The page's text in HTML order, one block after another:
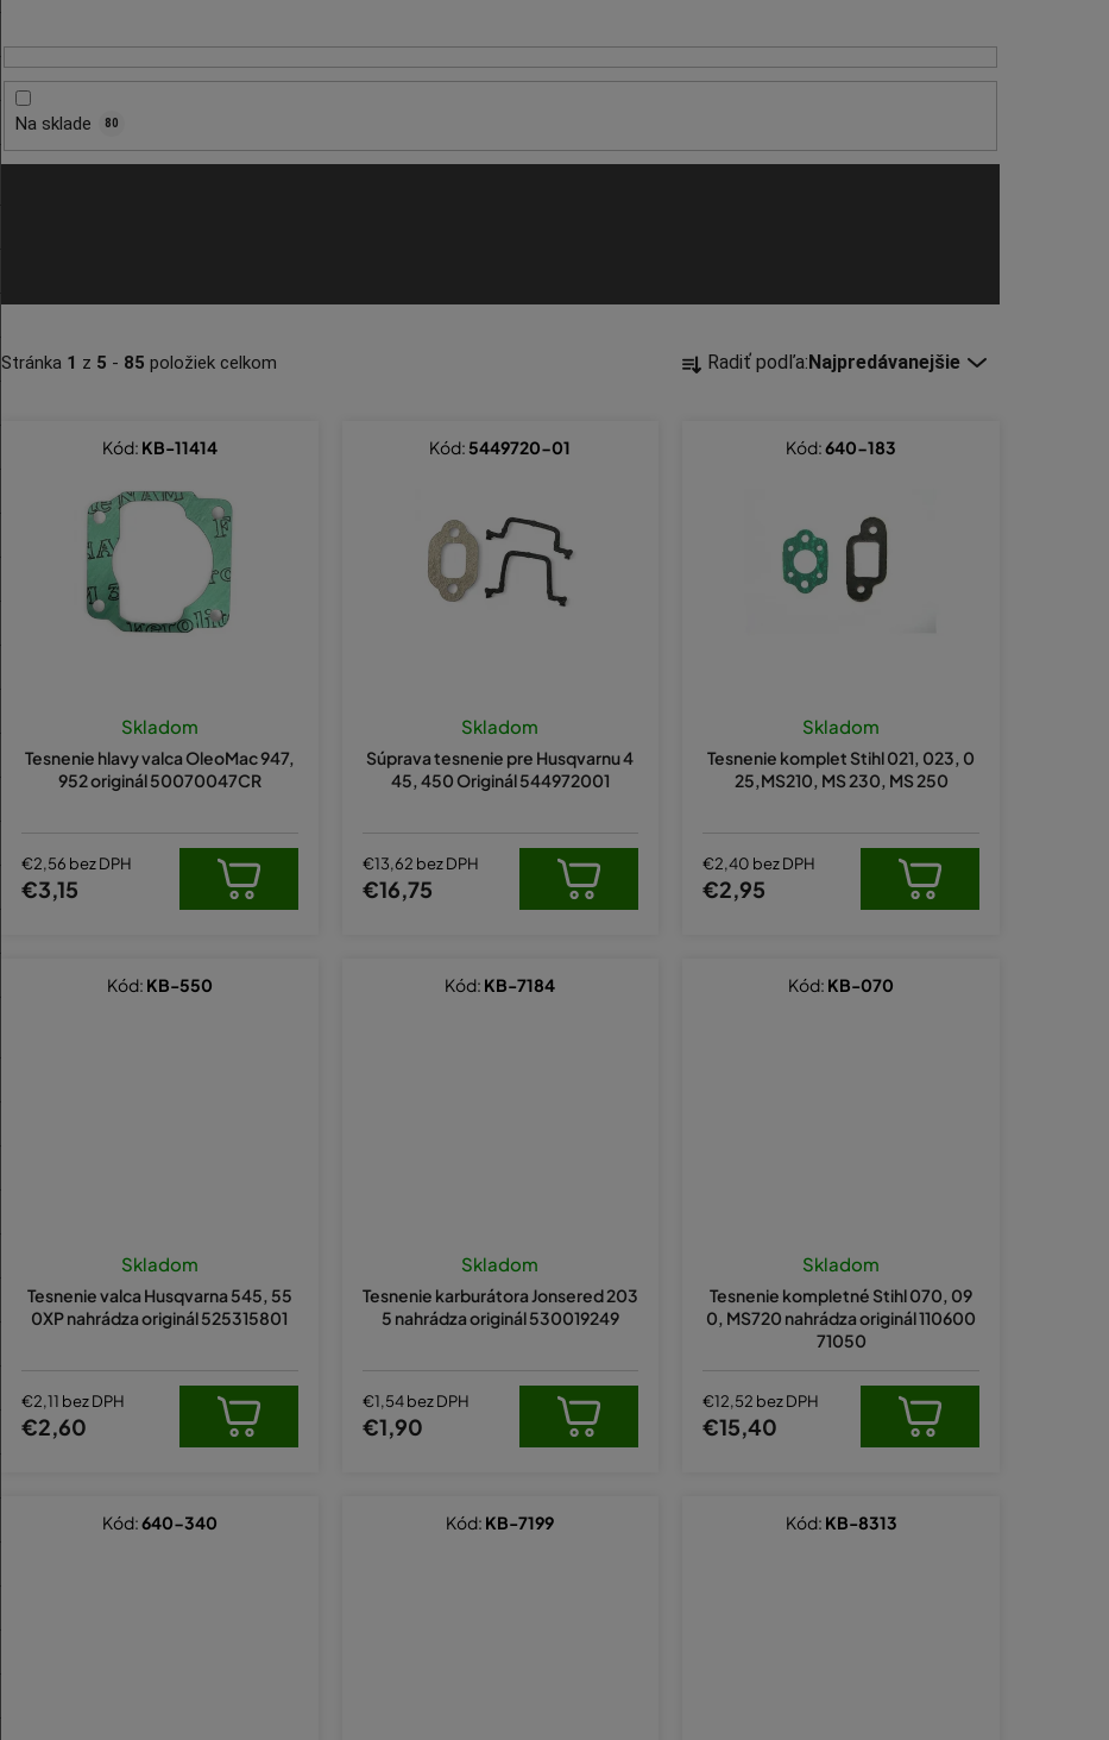
Stránka 1 z 5 - 85 položiek celkom
R
a Radiť podľa:Najpredávanejšie
Na sklade 80
s
p
o
d
o
Tesnenie hlavy valca OleoMac 947,
952 originál 50070047CR
Skladom
€2,56 bez DPH
€3,15
Kód: KB-11414
Súprava tesnenie pre Husqvarnu 4
45, 450 Originál 544972001
Skladom
€13,62 bez DPH
€16,75
Kód: 5449720-01
Tesnenie komplet Stihl 021, 023, 0
25,MS210, MS 230, MS 250
Skladom
€2,40 bez DPH
€2,95
Kód:640-183
Tesnenie valca Husqvarna 545, 55
0XP nahrádza originál 525315801
Skladom
€2,11 bez DPH
€2,60
Kód: KB-550
Tesnenie karburátora Jonsered 203
5 nahrádza originál 530019249
Skladom
€1,54 bez DPH
€1,90
Kód: KB-7184
Tesnenie kompletné Stihl 070, 09
0, MS720 nahrádza originál 110600
71050
Skladom
€12,52 bez DPH
€15,40
Kód: KB-070
Kód:640-340 Kód: KB-7199 Kód: KB-8313